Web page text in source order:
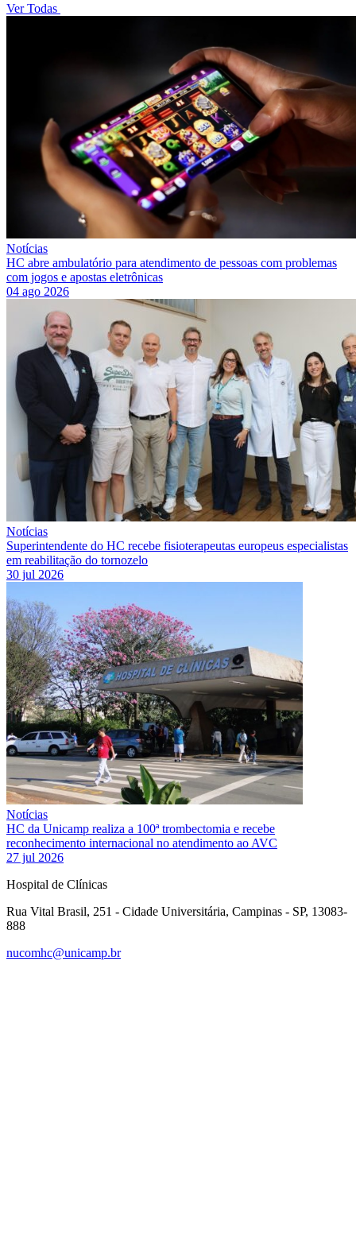
Ver Todas
Notícias
HC abre ambulatório para atendimento de pessoas com problemas
com jogos e apostas eletrônicas
04 ago 2026
Notícias
Superintendente do HC recebe fisioterapeutas europeus especialistas
em reabilitação do tornozelo
30 jul 2026
Notícias
HC da Unicamp realiza a 100ª trombectomia e recebe
reconhecimento internacional no atendimento ao AVC
27 jul 2026
Hospital de Clínicas
Rua Vital Brasil, 251 - Cidade Universitária, Campinas - SP, 13083-
888
nucomhc@unicamp.br